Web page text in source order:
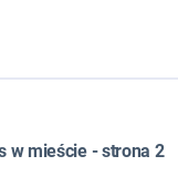
w mieście - strona 2